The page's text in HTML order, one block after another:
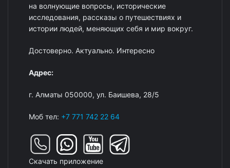
на волнующие вопросы, исторические
исследования, рассказы о путешествиях и
истории людей, меняющих себя и мир вокруг.
Достоверно. Актуально. Интересно
Адрес:
г. Алматы 050000, ул. Баишева, 28/5
Моб тел: +7 771 742 22 64
Скачать приложение